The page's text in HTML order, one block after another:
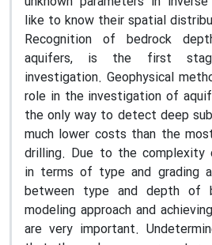
like to know their spatial
Recognition of bedrock
aquifers, is the first
investigation. Geophysical
role in the investigation of
the only way to detect deep
much lower costs than the
drilling. Due to the complexity
in terms of type and grading
between type and depth of
modeling approach and
are very important.